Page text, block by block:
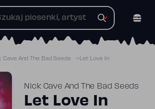
Cave And The Bad Seeds Let Love In
Nick Cave And The Bad Seeds
Let Love In